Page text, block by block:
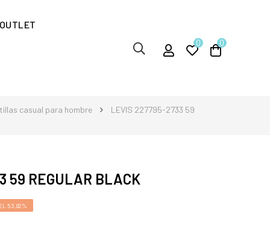
OUTLET
0 0
casual para hombre
LEVIS 227795-2733 59
59 REGULAR BLACK
53,82%